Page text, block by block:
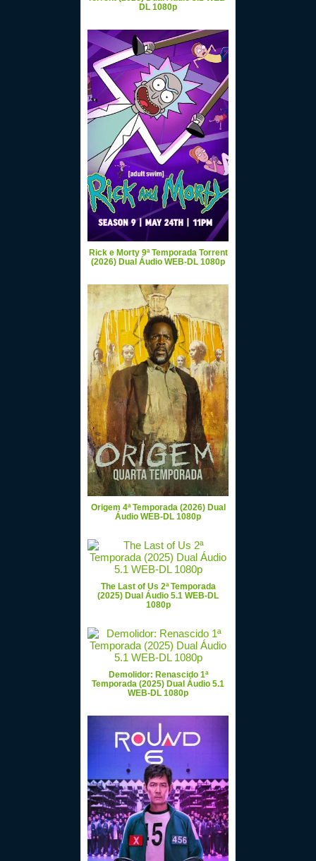
DL 1080p
Rick e Morty 9ª Temporada Torrent
(2026) Dual Áudio WEB-DL 1080p
Origem 4ª Temporada (2026) Dual
Áudio WEB-DL 1080p
The Last of Us 2ª Temporada
(2025) Dual Áudio 5.1 WEB-DL
1080p
Demolidor: Renascido 1ª
Temporada (2025) Dual Áudio 5.1
WEB-DL 1080p